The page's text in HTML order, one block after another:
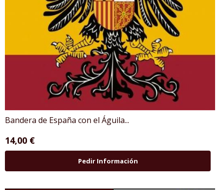
Bandera de España con el Águila...
14,00 €
Pedir Información